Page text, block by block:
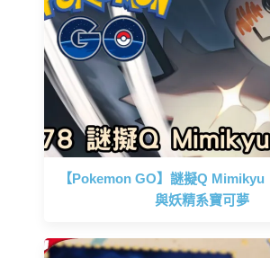
【Pokemon GO】謎擬Q Mimikyu
與妖精系寶可夢